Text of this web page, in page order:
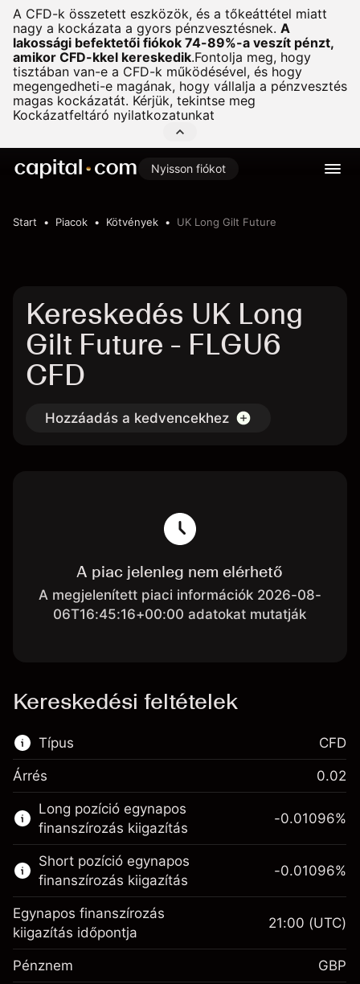
A CFD-k összetett eszközök, és a tőkeáttétel miatt
nagy a kockázata a gyors pénzvesztésnek. A
lakossági befektetői fiókok 74-89%-a veszít pénzt,
amikor CFD-kkel kereskedik.Fontolja meg, hogy
tisztában van-e a CFD-k működésével, és hogy
megengedheti-e magának, hogy vállalja a pénzvesztés
magas kockázatát. Kérjük, tekintse meg
Kockázatfeltáró nyilatkozatunkat
Nyisson fiókot
Start Piacok Kötvények UK Long Gilt Future
Kereskedés UK Long
Gilt Future - FLGU6
CFD
Hozzáadás a kedvencekhez
A piac jelenleg nem elérhető
A megjelenített piaci információk 2026-08-
06T16:45:16+00:00 adatokat mutatják
Kereskedési feltételek
Típus
Ez a pénzügyi piac elérhető CFD
kereskedésre.
Bővebb információk:
CFD-k
CFD
Árrés 0.02
Long pozíció egynapos
finanszírozás kiigazítás
Fedezet. A befektetése
£1,000.00
-0.01096%
Short pozíció egynapos
finanszírozás kiigazítás
-0.01096%
Egynapos finanszírozás
kiigazítás időpontja
21:00 (UTC)
Pénznem GBP